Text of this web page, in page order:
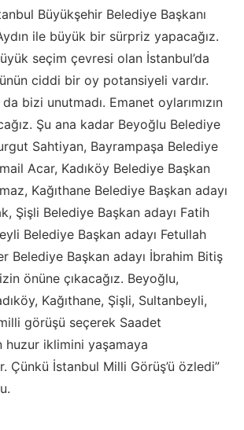
Büyükşehir Belediye Başkanı
ile büyük bir sürpriz yapacağız.
seçim çevresi olan İstanbul’da
ciddi bir oy potansiyeli vardır.
bizi unutmadı. Emanet oylarımızın
Şu ana kadar Beyoğlu Belediye
Sahtiyan, Bayrampaşa Belediye
Acar, Kadıköy Belediye Başkan
Kağıthane Belediye Başkan adayı
Şişli Belediye Başkan adayı Fatih
Belediye Başkan adayı Fetullah
Belediye Başkan adayı İbrahim Bitiş
önüne çıkacağız. Beyoğlu,
Kağıthane, Şişli, Sultanbeyli,
görüşü seçerek Saadet
huzur iklimini yaşamaya
Çünkü İstanbul Milli Görüş’ü özledi”